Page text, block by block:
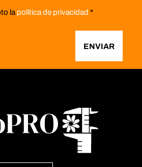
lapolítica de privacidad *
ENVIAR